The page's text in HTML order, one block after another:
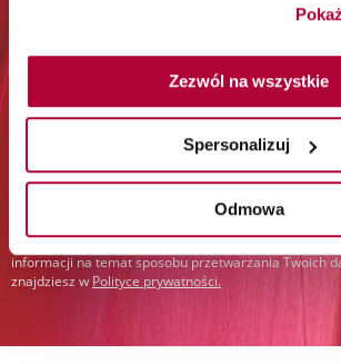
Zezwól na wszystkie
Spersonalizuj
Odmowa
Zapisz się
Podając swój adres e-mail i klikając „Zapisz się”,
otrzymywanie newslettera i przetwarzanie w tym celu
przez siebie zgody możesz w dowolnym momencie
informacji na temat sposobu przetwarzania Twoich
znajdziesz w Polityce prywatności.